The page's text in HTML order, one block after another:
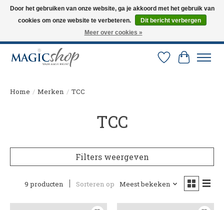
Altijd de nieuwste trucs op voorraad. Snelle verzending via PostNL en DHL.
Langskomen in onze winkel? Bel of mail om een afspraak te maken. 0251-
Verlanglijst
Home / Merken / TCC
TCC
Filters weergeven
9 producten Sorteren op Meest bekeken
Door het gebruiken van onze website, ga je akkoord met het gebruik van
cookies om onze website te verbeteren.
Dit bericht verbergen
Meer over cookies »